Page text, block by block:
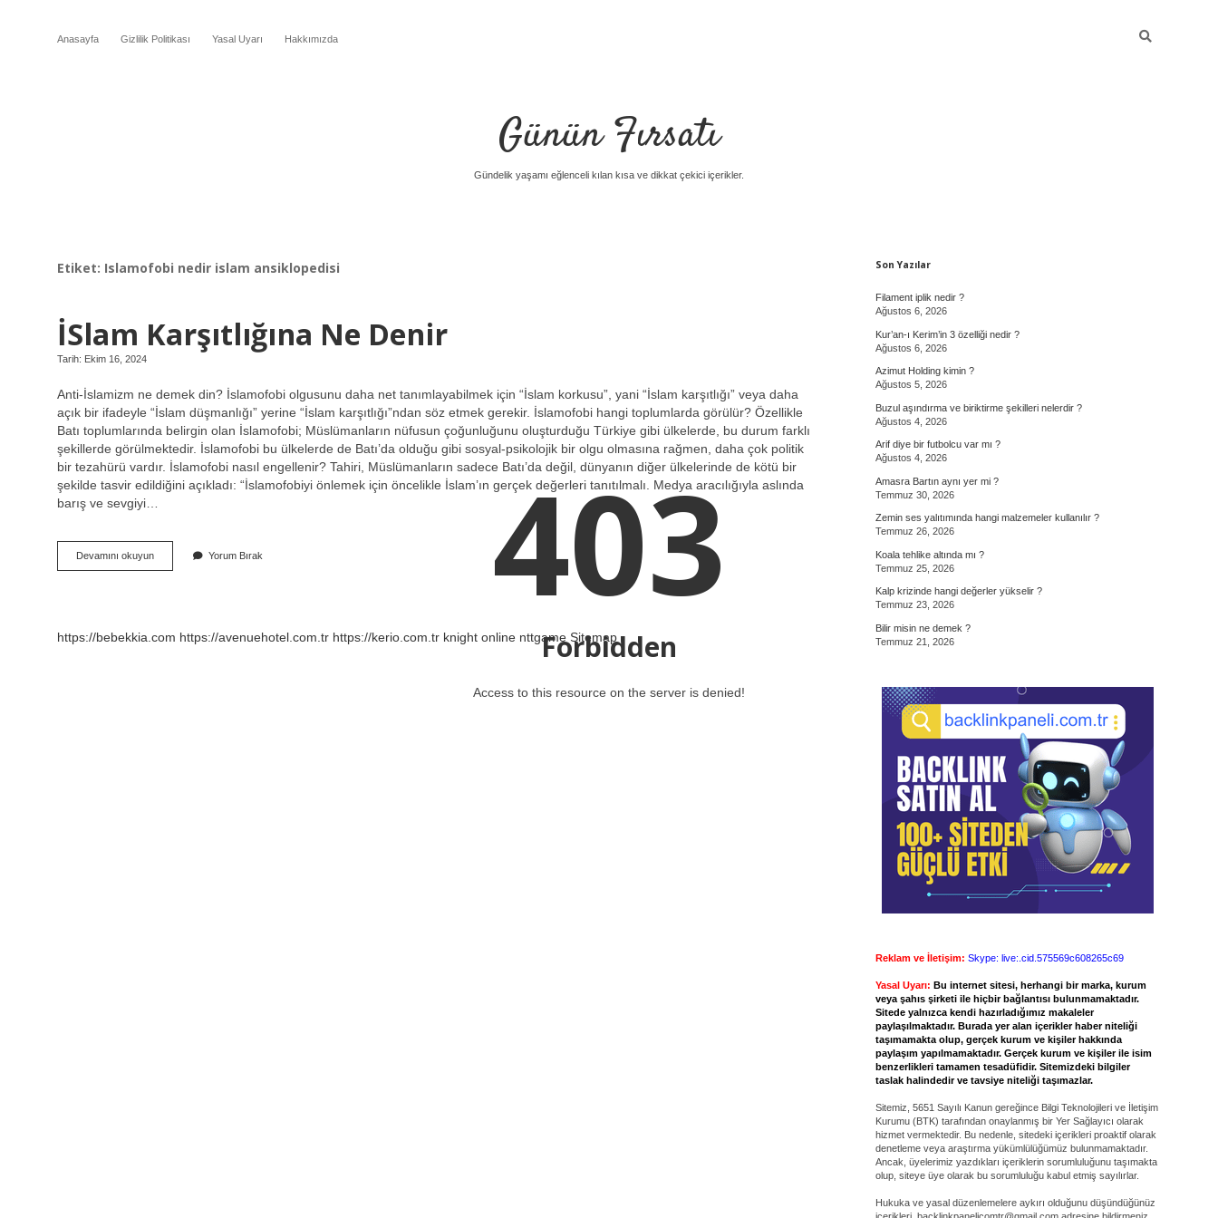
Anasayfa Gizlilik Politikası Yasal Uyarı Hakkımızda
Günün Fırsatı
Gündelik yaşamı eğlenceli kılan kısa ve dikkat çekici içerikler.
Etiket: Islamofobi nedir islam ansiklopedisi
İSlam Karşıtlığına Ne Denir
Tarih: Ekim 16, 2024
Anti-İslamizm ne demek din? İslamofobi olgusunu daha net tanımlayabilmek için “İslam korkusu”, yani “İslam karşıtlığı” veya daha
açık bir ifadeyle “İslam düşmanlığı” yerine “İslam karşıtlığı”ndan söz etmek gerekir. İslamofobi hangi toplumlarda görülür? Özellikle
Batı toplumlarında belirgin olan İslamofobi; Müslümanların nüfusun çoğunluğunu oluşturduğu Türkiye gibi ülkelerde, bu durum farklı
şekillerde görülmektedir. İslamofobi bu ülkelerde de Batı’da olduğu gibi sosyal-psikolojik bir olgu olmasına rağmen, daha çok politik
bir tezahürü vardır. İslamofobi nasıl engellenir? Tahiri, Müslümanların sadece Batı’da değil, dünyanın diğer ülkelerinde de kötü bir
şekilde tasvir edildiğini açıkladı: “İslamofobiyi önlemek için öncelikle İslam’ın gerçek değerleri tanıtılmalı. Medya aracılığıyla aslında
barış ve sevgiyi…
Devamını okuyunİSlam
Karşıtlığına
Yorum Bırak
https://bebekkia.com https://avenuehotel.com.tr https://kerio.com.tr knight online nttgame Sitemap
Sidebar
Son Yazılar
Filament iplik nedir ?
Ağustos 6, 2026
Kur’an-ı Kerim’in 3 özelliği nedir ?
Ağustos 6, 2026
Azimut Holding kimin ?
Ağustos 5, 2026
Buzul aşındırma ve biriktirme şekilleri nelerdir ?
Ağustos 4, 2026
Arif diye bir futbolcu var mı ?
Ağustos 4, 2026
Amasra Bartın aynı yer mi ?
Temmuz 30, 2026
Zemin ses yalıtımında hangi malzemeler kullanılır ?
Temmuz 26, 2026
Koala tehlike altında mı ?
Temmuz 25, 2026
Kalp krizinde hangi değerler yükselir ?
Temmuz 23, 2026
Bilir misin ne demek ?
Temmuz 21, 2026
Reklam ve İletişim: Skype: live:.cid.575569c608265c69
Yasal Uyarı: Bu internet sitesi, herhangi bir marka, kurum
veya şahıs şirketi ile hiçbir bağlantısı bulunmamaktadır.
Sitede yalnızca kendi hazırladığımız makaleler
paylaşılmaktadır. Burada yer alan içerikler haber niteliği
taşımamakta olup, gerçek kurum ve kişiler hakkında
paylaşım yapılmamaktadır. Gerçek kurum ve kişiler ile isim
benzerlikleri tamamen tesadüfidir. Sitemizdeki bilgiler
taslak halindedir ve tavsiye niteliği taşımazlar.
Sitemiz, 5651 Sayılı Kanun gereğince Bilgi Teknolojileri ve İletişim
Kurumu (BTK) tarafından onaylanmış bir Yer Sağlayıcı olarak
hizmet vermektedir. Bu nedenle, sitedeki içerikleri proaktif olarak
denetleme veya araştırma yükümlülüğümüz bulunmamaktadır.
Ancak, üyelerimiz yazdıkları içeriklerin sorumluluğunu taşımakta
olup, siteye üye olarak bu sorumluluğu kabul etmiş sayılırlar.
Hukuka ve yasal düzenlemelere aykırı olduğunu düşündüğünüz
içerikleri, backlinkpanelicomtr@gmail.comadresine bildirmeniz
403
Forbidden
Access to this resource on the server is denied!